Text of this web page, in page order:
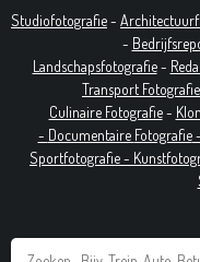
Studiofotografie-
-
Landschapsfotografie-
Transport
Culinaire Fotografie-
- Documentaire Fotografie-
Sportfotografie -